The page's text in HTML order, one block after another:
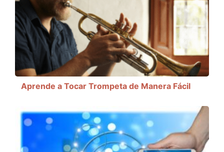
Aprende a Tocar Trompeta de Manera Fácil